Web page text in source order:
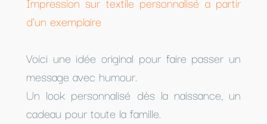
d'un exemplaire
Voici une idée original pour faire passer un
message avec humour.
Un look personnalisé dès la naissance, un
cadeau pour toute la famille.